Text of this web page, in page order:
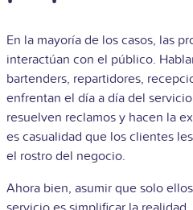
En la mayoría de los casos, las
interactúan con el público.
bartenders, repartidores,
enfrentan el día a día del
resuelven reclamos y hacen la
es casualidad que los clientes
el rostro del negocio.
Ahora bien, asumir que solo